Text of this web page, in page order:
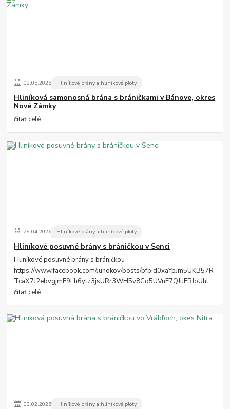
08.05.2026 Hliníkové brány a hliníkové ploty
Hliníková samonosná brána s bráničkami v Bánove, okres
Nové Zámky
čítať celé
29.04.2026 Hliníkové brány a hliníkové ploty
Hliníkové posuvné brány s bráničkou v Senci
Hliníkové posuvné brány s bráničkou
https://www.facebook.com/Juhokov/posts/pfbid0xaYpJm5UKB57R
TcaX7J2ebvgjmE9Lh6ytz3jsURr3WH5v8Co5UVnF7QJiJERJoUhl
čítať celé
03.02.2026 Hliníkové brány a hliníkové ploty